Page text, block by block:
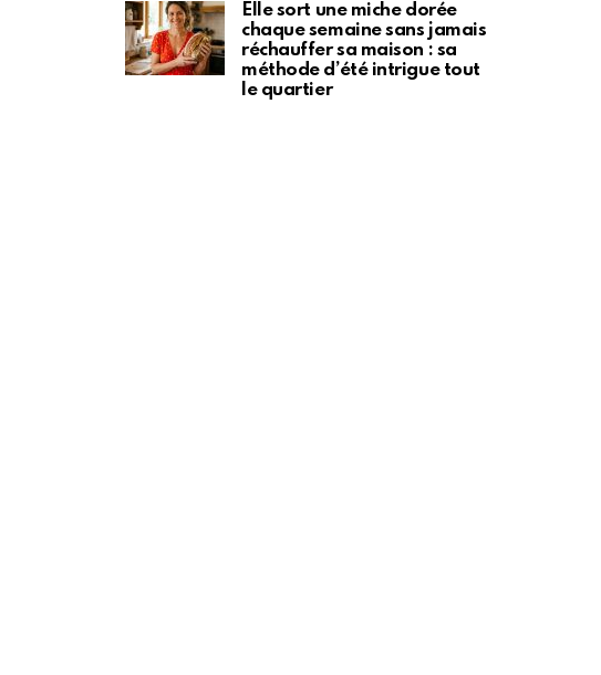
Elle sort une miche dorée
chaque semaine sans jamais
réchauffer sa maison : sa
méthode d’été intrigue tout
le quartier